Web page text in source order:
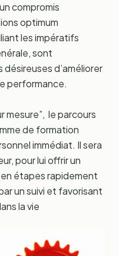
compromis
optimum
les impératifs
sont
d’améliorer
performance.
mesure”, le parcours
de formation
immédiat. Il sera
pour lui offrir un
étapes rapidement
un suivi et favorisant
la vie